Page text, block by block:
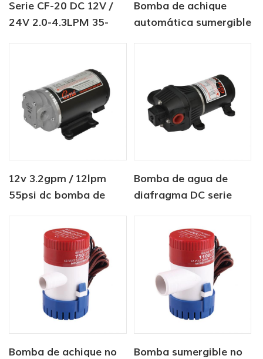
Serie CF-20 DC 12V /
24V 2.0-4.3LPM 35-
bomba de calentador
de agua
Bomba de achique
automática sumergible
12v 3.2gpm / 12lpm
55psi dc bomba de
aceite de engranaje
eléctrico para rv
Bomba de agua de
diafragma DC serie
6.0LPM 80-100PSI
Bomba de achique no
Bomba sumergible no